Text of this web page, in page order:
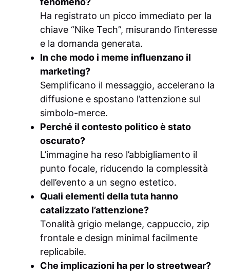
Ha registrato un picco immediato per la
chiave “Nike Tech”, misurando l’interesse
e la domanda generata.
In che modo i meme influenzano il
marketing?
Semplificano il messaggio, accelerano la
diffusione e spostano l’attenzione sul
simbolo-merce.
Perché il contesto politico è stato
oscurato?
L’immagine ha reso l’abbigliamento il
punto focale, riducendo la complessità
dell’evento a un segno estetico.
Quali elementi della tuta hanno
catalizzato l’attenzione?
Tonalità grigio melange, cappuccio, zip
frontale e design minimal facilmente
replicabile.
Che implicazioni ha per lo streetwear?